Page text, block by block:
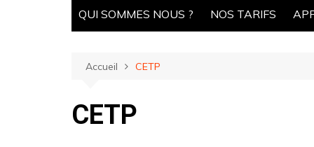
CPM Tchaoudjo
ONG
QUI SOMMES NOUS ? NOS TARIFS
Accueil CETP
CETP